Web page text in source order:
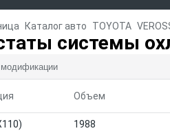
Каталог авто TOYOTA
системы
Объем
1988